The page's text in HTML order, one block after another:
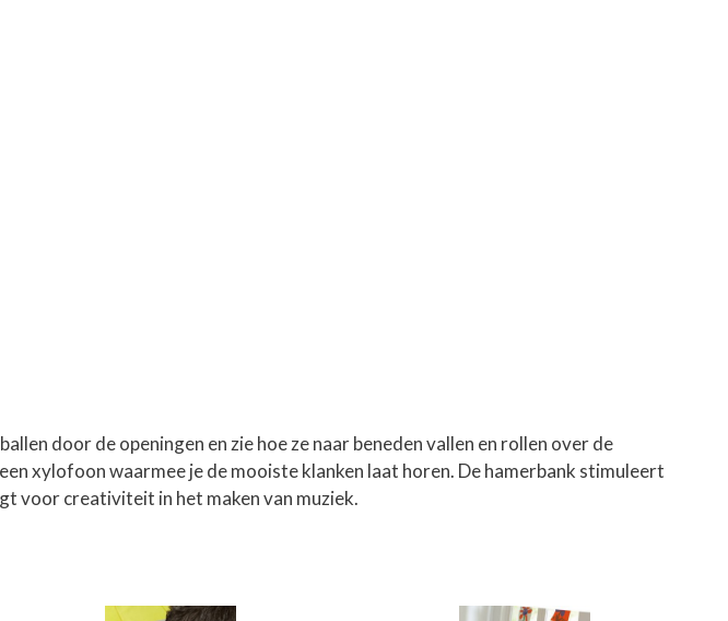
door de openingen en zie hoe ze naar beneden vallen en rollen over de
xylofoon waarmee je de mooiste klanken laat horen. De hamerbank stimuleert
voor creativiteit in het maken van muziek.